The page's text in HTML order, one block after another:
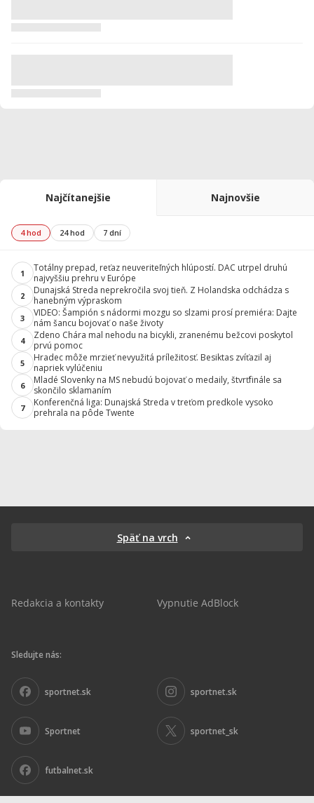
Najčítanejšie Najnovšie
4 hod 24 hod 7 dní
1
Totálny prepad, reťaz neuveriteľných hlúpostí. DAC utrpel druhú
najvyššiu prehru v Európe
2
Dunajská Streda neprekročila svoj tieň. Z Holandska odchádza s
hanebným výpraskom
3
VIDEO: Šampión s nádormi mozgu so slzami prosí premiéra: Dajte
nám šancu bojovať o naše životy
4
Zdeno Chára mal nehodu na bicykli, zranenému bežcovi poskytol
prvú pomoc
5
Hradec môže mrzieť nevyužitá príležitosť. Besiktas zvíťazil aj
napriek vylúčeniu
6
Mladé Slovenky na MS nebudú bojovať o medaily, štvrťfinále sa
skončilo sklamaním
7
Konferenčná liga: Dunajská Streda v treťom predkole vysoko
prehrala na pôde Twente
Späť na vrch
Redakcia a kontakty Vypnutie AdBlock
Sledujte nás:
sportnet.sk sportnet.sk
Sportnet sportnet_sk
futbalnet.sk